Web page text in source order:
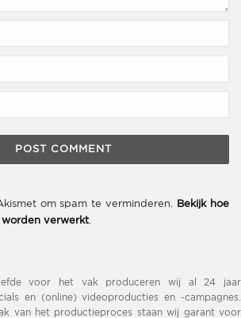
om spam te verminderen.
Bekijk hoe
verwerkt.
voor het vak produceren wij al 24 jaar
en (online) videoproducties en -campagnes.
van het productieproces staan wij garant voor